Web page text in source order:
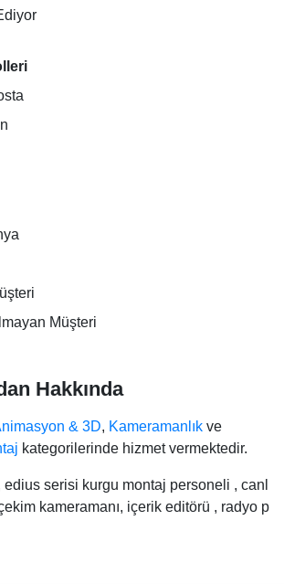
Müşteri
Hakkında
& 3D, Kameramanlık ve
kategorilerinde hizmet vermektedir.
serisi kurgu montaj personeli , canl
kameramanı, içerik editörü , radyo p